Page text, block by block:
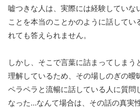
嘘つきな人は、実際には経験していな
ことを本当のことかのように話してい
れても答えられません。
しかし、そこで言葉に詰まってしまう
理解しているため、その場しのぎの曖
ペラペラと流暢に話している人に質問
なった…なんて場合は、その話の真実